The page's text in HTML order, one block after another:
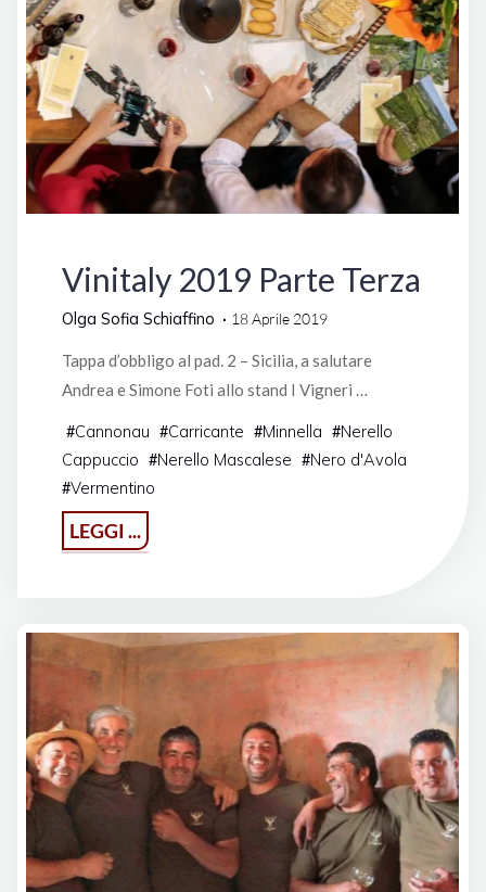
Vinitaly 2019 Parte Terza
Olga Sofia Schiaffino 18 Aprile 2019
Tappa d’obbligo al pad. 2 – Sicilia, a salutare
Andrea e Simone Foti allo stand I Vigneri …
#Cannonau #Carricante #Minnella #Nerello
Cappuccio #Nerello Mascalese #Nero d'Avola
#Vermentino
LEGGI ...
2019